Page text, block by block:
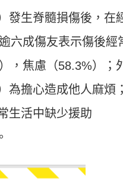
發生脊髓損傷後，在
六成傷友表示傷後經
，焦慮（58.3%）；
為擔心造成他人麻煩
生活中缺少援助